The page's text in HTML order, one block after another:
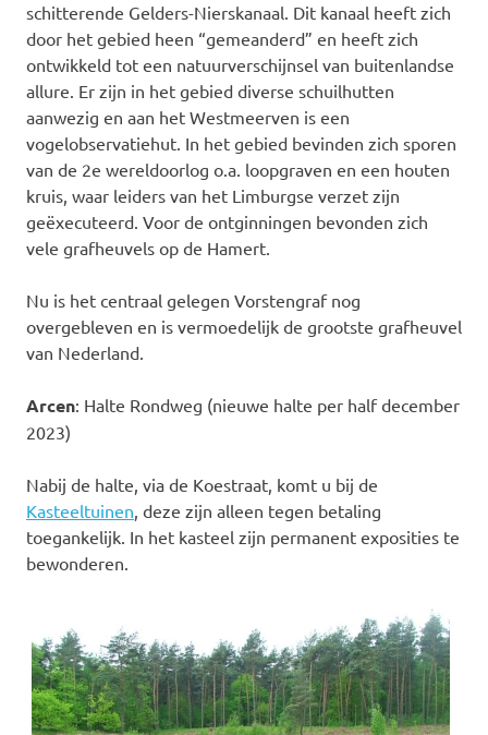
schitterende Gelders-Nierskanaal. Dit kanaal heeft zich
door het gebied heen “gemeanderd” en heeft zich
ontwikkeld tot een natuurverschijnsel van buitenlandse
allure. Er zijn in het gebied diverse schuilhutten
aanwezig en aan het Westmeerven is een
vogelobservatiehut. In het gebied bevinden zich sporen
van de 2e wereldoorlog o.a. loopgraven en een houten
kruis, waar leiders van het Limburgse verzet zijn
geëxecuteerd. Voor de ontginningen bevonden zich
vele grafheuvels op de Hamert.
Nu is het centraal gelegen Vorstengraf nog
overgebleven en is vermoedelijk de grootste grafheuvel
van Nederland.
Arcen: Halte Rondweg (nieuwe halte per half december
2023)
Nabij de halte, via de Koestraat, komt u bij de
Kasteeltuinen, deze zijn alleen tegen betaling
toegankelijk. In het kasteel zijn permanent exposities te
bewonderen.